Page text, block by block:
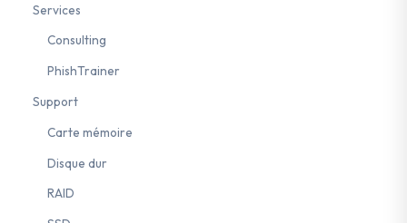
Services
Consulting
PhishTrainer
Support
Carte mémoire
Disque dur
RAID